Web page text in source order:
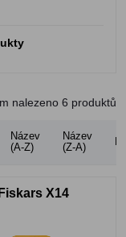
nalezeno 6 produktů
Název
(A-Z)
Název
(Z-A)
Fiskars X14